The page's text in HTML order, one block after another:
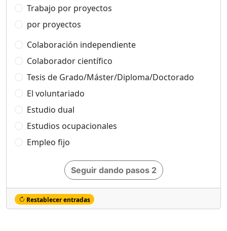
Trabajo por proyectos
por proyectos
Colaboración independiente
Colaborador científico
Tesis de Grado/Máster/Diploma/Doctorado
El voluntariado
Estudio dual
Estudios ocupacionales
Empleo fijo
Seguir dando pasos 2
Restablecer entradas